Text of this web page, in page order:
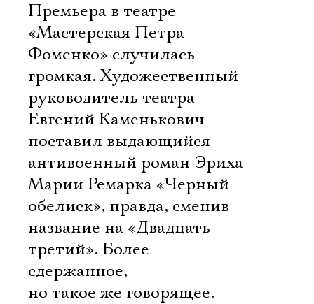
Премьера в театре
«Мастерская Петра
Фоменко» случилась
громкая. Художественный
руководитель театра
Евгений Каменькович
поставил выдающийся
антивоенный роман Эриха
Марии Ремарка «Черный
обелиск», правда, сменив
название на «Двадцать
третий». Более
сдержанное,
но такое же говорящее.